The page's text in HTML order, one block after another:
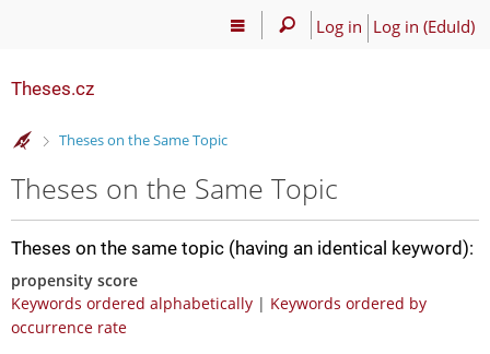
Log in Log in (EduId)
Theses.cz
>
Theses on the Same Topic
Theses on the Same Topic
Theses on the same topic (having an identical keyword):
propensity score
Keywords ordered alphabetically | Keywords ordered by
occurrence rate